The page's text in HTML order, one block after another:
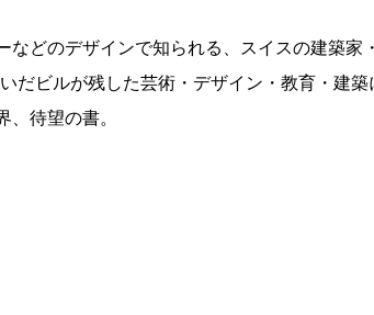
どのデザインで知られる、スイスの建築家
ビルが残した芸術・デザイン・教育・建築
待望の書。